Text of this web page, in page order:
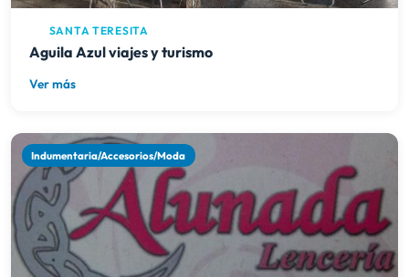
SANTA TERESITA
Aguila Azul viajes y turismo
Ver más
Indumentaria/Accesorios/Moda